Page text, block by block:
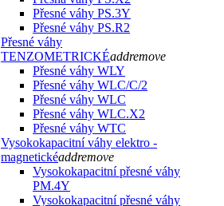
Přesné váhy PS.3Y
Přesné váhy PS.R2
Přesné váhy
TENZOMETRICKÉaddremove
Přesné váhy WLY
Přesné váhy WLC/C/2
Přesné váhy WLC
Přesné váhy WLC.X2
Přesné váhy WTC
Vysokokapacitní váhy elektro -
magnetickéaddremove
Vysokokapacitní přesné váhy
PM.4Y
Vysokokapacitní přesné váhy